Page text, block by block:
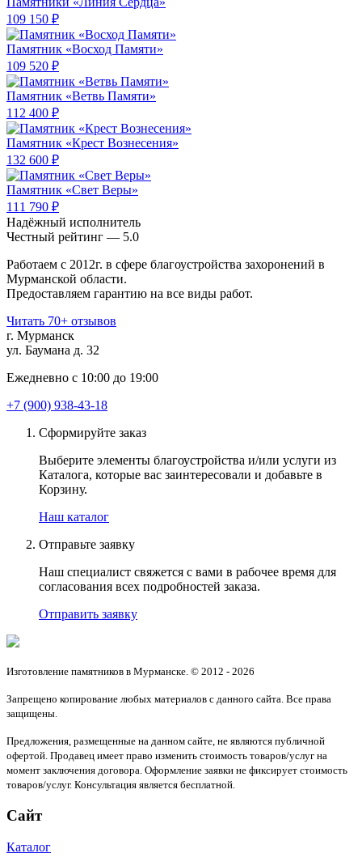
109 150 ₽
Памятник «Восход Памяти»
109 520 ₽
Памятник «Ветвь Памяти»
112 400 ₽
Памятник «Крест Вознесения»
132 600 ₽
Памятник «Свет Веры»
111 790 ₽
Надёжный исполнитель
Чеcтный рейтинг — 5.0
Работаем с 2012г. в сфере благоустройства захоронений в
Мурманской области.
Предоставляем гарантию на все виды работ.
Читать 70+ отзывов
г. Мурманск
ул. Баумана д. 32
Ежедневно с 10:00 до 19:00
+7 (900) 938-43-18
Сформируйте заказ
Выберите элементы благоустройства и/или услуги из
Каталога, которые вас заинтересовали и добавьте в
Корзину.
Наш каталог
Отправьте заявку
Наш специалист свяжется с вами в рабочее время для
согласования всех подробностей заказа.
Отправить заявку
Изготовление памятников в Мурманске. © 2012 - 2026
Запрещено копирование любых материалов с данного сайта. Все права
защищены.
Предложения, размещенные на данном сайте, не являются публичной
офертой. Продавец имеет право изменить стоимость товаров/услуг на
момент заключения договора. Оформление заявки не фиксирует стоимость
товаров/услуг. Консультация является бесплатной.
Сайт
Каталог